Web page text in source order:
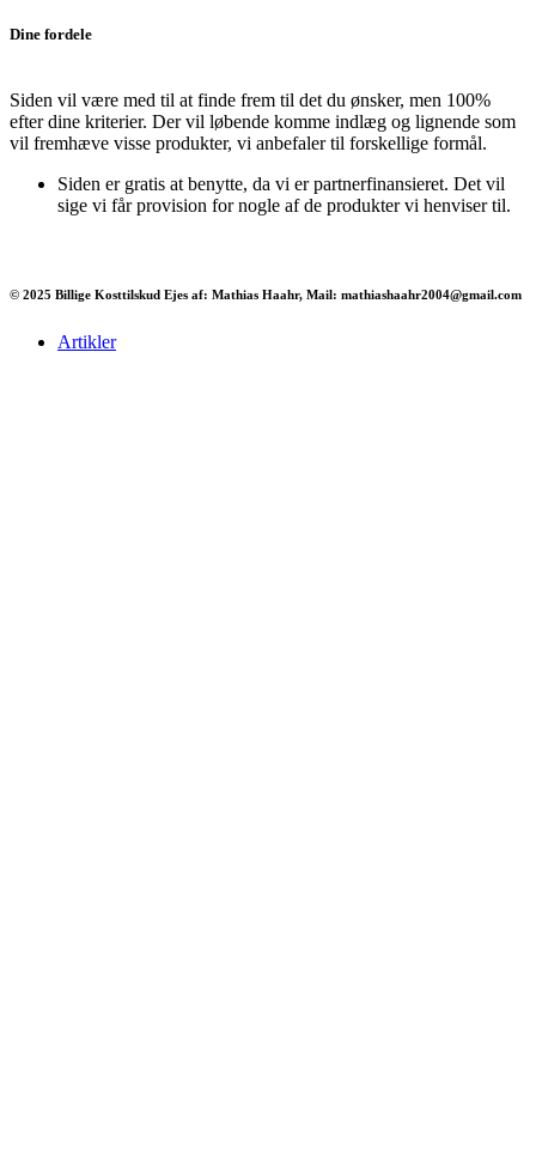
Dine fordele
Siden vil være med til at finde frem til det du ønsker, men 100%
efter dine kriterier. Der vil løbende komme indlæg og lignende som
vil fremhæve visse produkter, vi anbefaler til forskellige formål.
Siden er gratis at benytte, da vi er partnerfinansieret. Det vil
sige vi får provision for nogle af de produkter vi henviser til.
© 2025 Billige Kosttilskud Ejes af: Mathias Haahr, Mail: mathiashaahr2004@gmail.com
Artikler